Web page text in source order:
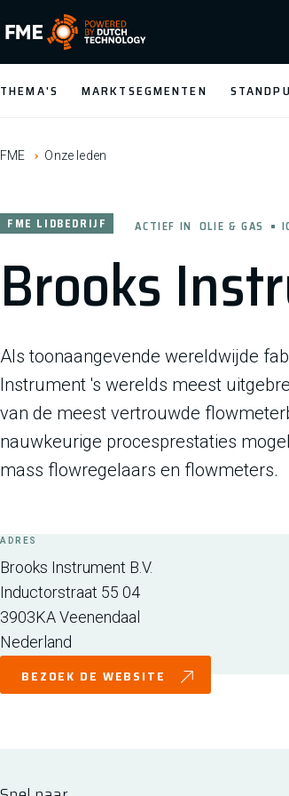
FME Logo, to the homepage
THEMA'S MARKTSEGMENTEN
FME Onze leden
Brooks
FME LIDBEDRIJF ACTIEF IN OLIE & GAS
Als toonaangevende wereldwijde
Instrument 's werelds meest
van de meest vertrouwde
nauwkeurige procesprestaties
mass flowregelaars en flowmeters.
ADRES
Brooks Instrument B.V.
Inductorstraat 55 04
3903KAVeenendaal
Nederland
BEZOEK DE WEBSITE